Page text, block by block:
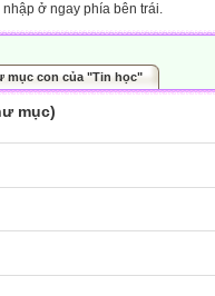
ở ngay phía bên trái.
mục con của "Tin học"
mục)